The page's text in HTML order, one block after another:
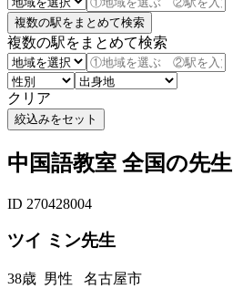
複数の駅をまとめて検索
クリア
中国語教室 全国の先生
ID 270428004
ツイ ミン先生
38歳 男性 名古屋市